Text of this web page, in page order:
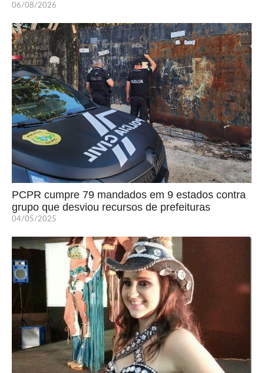
06/08/2026
PCPR cumpre 79 mandados em 9 estados contra
grupo que desviou recursos de prefeituras
04/05/2025